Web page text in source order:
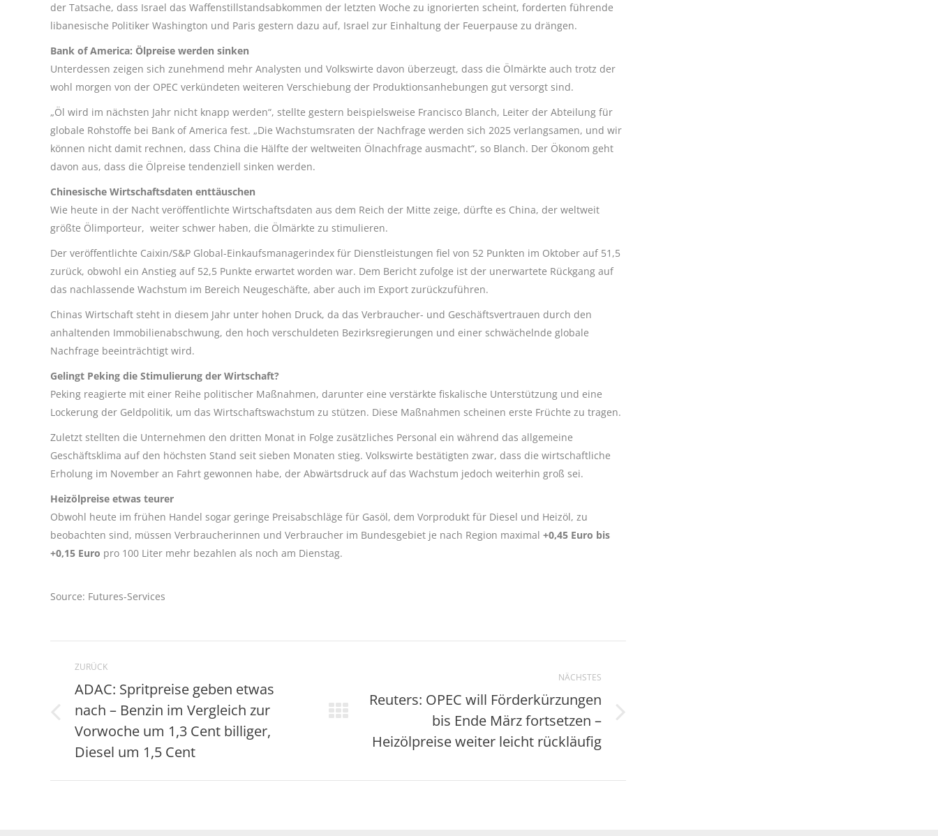
der Tatsache, dass Israel das Waffenstillstandsabkommen der letzten Woche zu ignorierten scheint, forderten führende
libanesische Politiker Washington und Paris gestern dazu auf, Israel zur Einhaltung der Feuerpause zu drängen.
Bank of America: Ölpreise werden sinken
Unterdessen zeigen sich zunehmend mehr Analysten und Volkswirte davon überzeugt, dass die Ölmärkte auch trotz der
wohl morgen von der OPEC verkündeten weiteren Verschiebung der Produktionsanhebungen gut versorgt sind.
„Öl wird im nächsten Jahr nicht knapp werden“, stellte gestern beispielsweise Francisco Blanch, Leiter der Abteilung für
globale Rohstoffe bei Bank of America fest. „Die Wachstumsraten der Nachfrage werden sich 2025 verlangsamen, und wir
können nicht damit rechnen, dass China die Hälfte der weltweiten Ölnachfrage ausmacht“, so Blanch. Der Ökonom geht
davon aus, dass die Ölpreise tendenziell sinken werden.
Chinesische Wirtschaftsdaten enttäuschen
Wie heute in der Nacht veröffentlichte Wirtschaftsdaten aus dem Reich der Mitte zeige, dürfte es China, der weltweit
größte Ölimporteur, weiter schwer haben, die Ölmärkte zu stimulieren.
Der veröffentlichte Caixin/S&P Global-Einkaufsmanagerindex für Dienstleistungen fiel von 52 Punkten im Oktober auf 51,5
zurück, obwohl ein Anstieg auf 52,5 Punkte erwartet worden war. Dem Bericht zufolge ist der unerwartete Rückgang auf
das nachlassende Wachstum im Bereich Neugeschäfte, aber auch im Export zurückzuführen.
Chinas Wirtschaft steht in diesem Jahr unter hohen Druck, da das Verbraucher- und Geschäftsvertrauen durch den
anhaltenden Immobilienabschwung, den hoch verschuldeten Bezirksregierungen und einer schwächelnde globale
Nachfrage beeinträchtigt wird.
Gelingt Peking die Stimulierung der Wirtschaft?
Peking reagierte mit einer Reihe politischer Maßnahmen, darunter eine verstärkte fiskalische Unterstützung und eine
Lockerung der Geldpolitik, um das Wirtschaftswachstum zu stützen. Diese Maßnahmen scheinen erste Früchte zu tragen.
Zuletzt stellten die Unternehmen den dritten Monat in Folge zusätzliches Personal ein während das allgemeine
Geschäftsklima auf den höchsten Stand seit sieben Monaten stieg. Volkswirte bestätigten zwar, dass die wirtschaftliche
Erholung im November an Fahrt gewonnen habe, der Abwärtsdruck auf das Wachstum jedoch weiterhin groß sei.
Heizölpreise etwas teurer
Obwohl heute im frühen Handel sogar geringe Preisabschläge für Gasöl, dem Vorprodukt für Diesel und Heizöl, zu
beobachten sind, müssen Verbraucherinnen und Verbraucher im Bundesgebiet je nach Region maximal +0,45 Euro bis
+0,15 Euro pro 100 Liter mehr bezahlen als noch am Dienstag.
Source: Futures-Services
Kommentarnavigation
ZURÜCK
Vorheriger
Beitrag:
ADAC: Spritpreise geben etwas
nach – Benzin im Vergleich zur
Vorwoche um 1,3 Cent billiger,
Diesel um 1,5 Cent
NÄCHSTES
Beitrag:
Reuters: OPEC will Förderkürzungen
bis Ende März fortsetzen –
Heizölpreise weiter leicht rückläufig